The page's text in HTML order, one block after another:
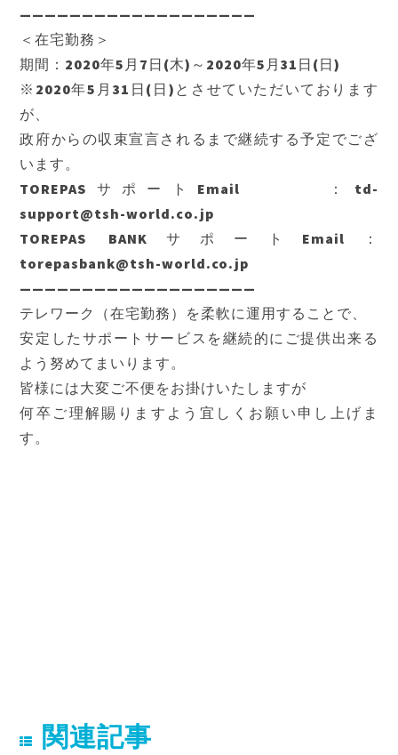
———————————————————
＜在宅勤務＞
期間：2020年5月7日(木)～2020年5月31日(日)
※2020年5月31日(日)とさせていただいております
が、
政府からの収束宣言されるまで継続する予定でござ
います。
TOREPASサポートEmail ：td-
support@tsh-world.co.jp
TOREPAS BANKサポートEmail：
torepasbank@tsh-world.co.jp
———————————————————
テレワーク（在宅勤務）を柔軟に運用することで、
安定したサポートサービスを継続的にご提供出来る
よう努めてまいります。
皆様には大変ご不便をお掛けいたしますが
何卒ご理解賜りますよう宜しくお願い申し上げま
す。
関連記事